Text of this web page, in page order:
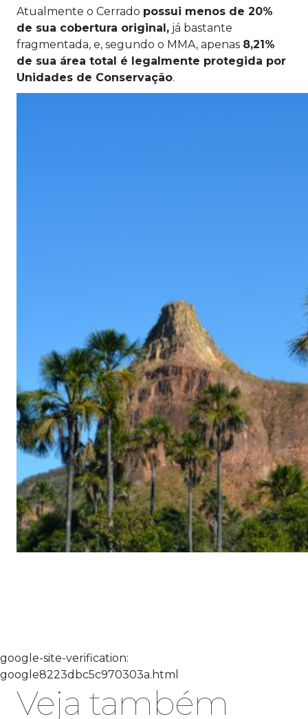
Atualmente o Cerrado possui menos de 20%
de sua cobertura original, já bastante
fragmentada, e, segundo o MMA, apenas 8,21%
de sua área total é legalmente protegida por
Unidades de Conservação.
google-site-verification:
google8223dbc5c970303a.html
Veja também